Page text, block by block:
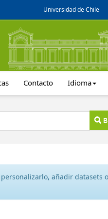
Universidad de Chile
Contacto Idioma
añadir datasets